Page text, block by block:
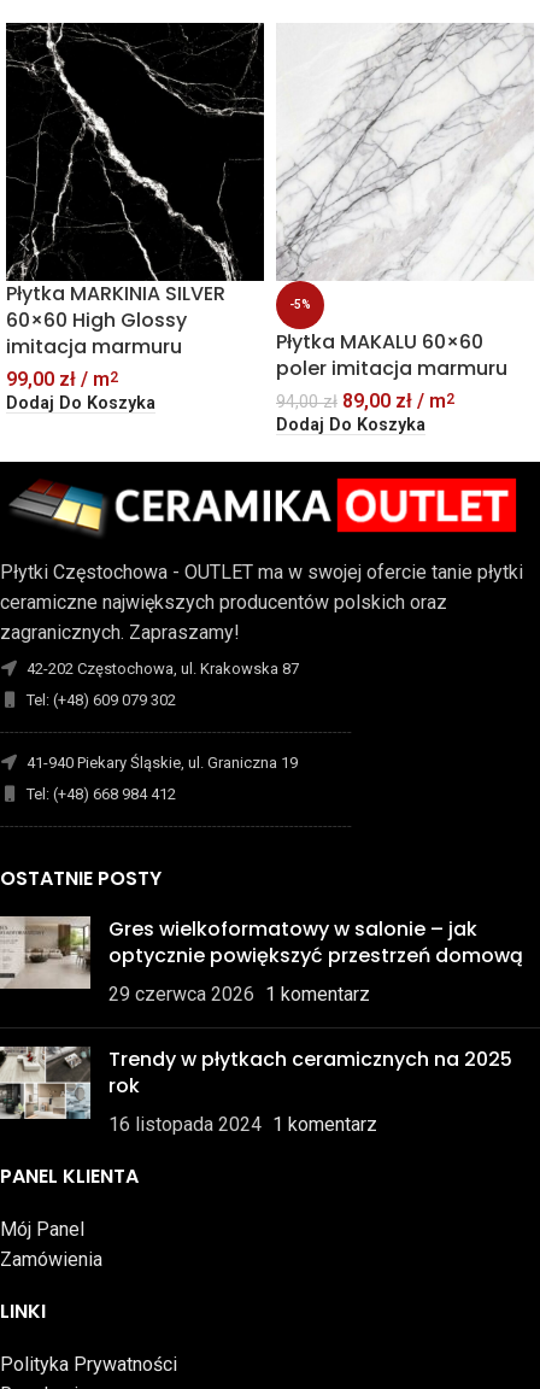
Płytka MARKINIA SILVER
60×60 High Glossy
imitacja marmuru
99,00 zł / m2
Dodaj Do Koszyka
-5%
Płytka MAKALU 60×60
poler imitacja marmuru
94,00zł 89,00 zł / m2
Dodaj Do Koszyka
Płytki Częstochowa - OUTLET ma w swojej ofercie tanie płytki
ceramiczne największych producentów polskich oraz
zagranicznych. Zapraszamy!
42-202 Częstochowa, ul. Krakowska 87
Tel: (+48) 609 079 302
-------------------------------------------------------------------------
41-940 Piekary Śląskie, ul. Graniczna 19
Tel: (+48) 668 984 412
-------------------------------------------------------------------------
OSTATNIE POSTY
Gres wielkoformatowy w salonie – jak
optycznie powiększyć przestrzeń domową
29 czerwca 2026 1 komentarz
Trendy w płytkach ceramicznych na 2025
rok
16 listopada 2024 1 komentarz
PANEL KLIENTA
Mój Panel
Zamówienia
LINKI
Polityka Prywatności